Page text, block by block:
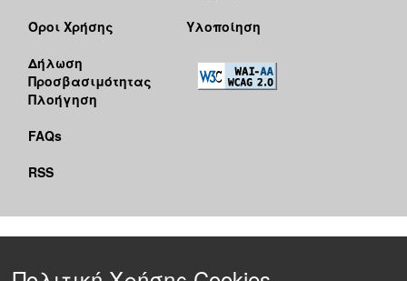
Όροι Χρήσης
Δήλωση
Προσβασιμότητας
Πλοήγηση
FAQs
RSS
Υλοποίηση